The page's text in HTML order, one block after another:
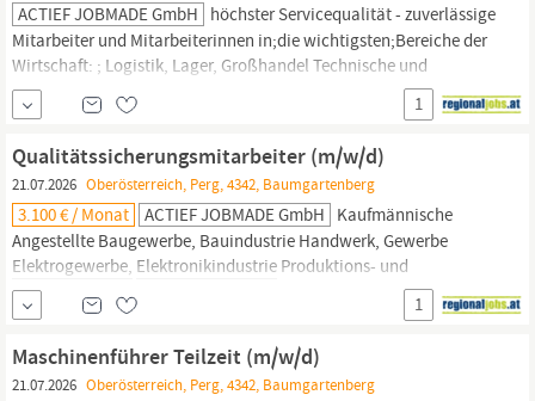
ACTIEF JOBMADE GmbH höchster Servicequalität - zuverlässige
Mitarbeiter und Mitarbeiterinnen in;die wichtigsten;Bereiche der
Wirtschaft: ; Logistik, Lager, Großhandel Technische und
Kaufmännische Angestellte Baugewerbe, Bauindustrie
Handwerk, Gewerbe
Elektronikindustrie
Produktions- und Schichtarbeit Metallwaren- und
Automobilindustrie ;
1
Qualitätssicherungsmitarbeiter (m/w/d)
21.07.2026 Oberösterreich, Perg, 4342, Baumgartenberg
3.100 € / Monat ACTIEF JOBMADE GmbH Kaufmännische
Angestellte Baugewerbe, Bauindustrie Handwerk, Gewerbe
Elektrogewerbe, Elektronikindustrie Produktions- und
Schichtarbeit Metallwaren- und Automobilindustrie ; ACTIEF
JOBMADE bietet österreichweit langfristige Karrierechancen bei
attraktiven Arbeitgebern! Wir sind quer durch alle Berufsgruppen
laufend auf der Suche nach...
1
Maschinenführer Teilzeit (m/w/d)
21.07.2026 Oberösterreich, Perg, 4342, Baumgartenberg